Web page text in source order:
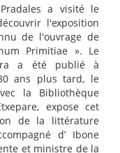
a visité le
l'exposition
de l'ouvrage de
Primitiae ». Le
a été publié à
ans plus tard, le
la Bibliothèque
expose cet
de la littérature
d’ Ibone
et ministre de la